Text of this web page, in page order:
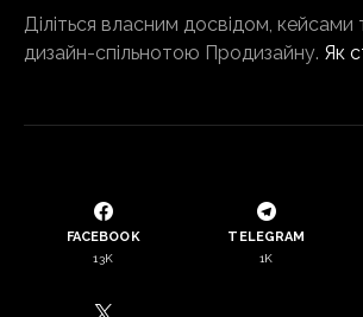
Діліться власним досвідом, кейсами
дизайн-спільнотою Продизайну. Як
FACEBOOK
13K
TELEGRAM
1K